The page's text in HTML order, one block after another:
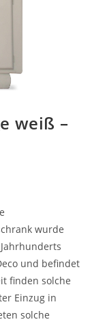
weiß –
wurde
und befindet
finden solche
Einzug in
solche